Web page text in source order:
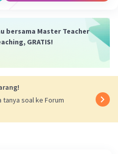
bersama Master Teacher
GRATIS!
tanya soal ke Forum